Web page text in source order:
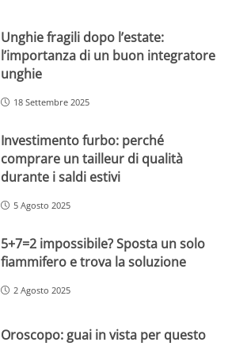
Unghie fragili dopo l’estate:
l’importanza di un buon integratore
unghie
18 Settembre 2025
Investimento furbo: perché
comprare un tailleur di qualità
durante i saldi estivi
5 Agosto 2025
5+7=2 impossibile? Sposta un solo
fiammifero e trova la soluzione
2 Agosto 2025
Oroscopo: guai in vista per questo